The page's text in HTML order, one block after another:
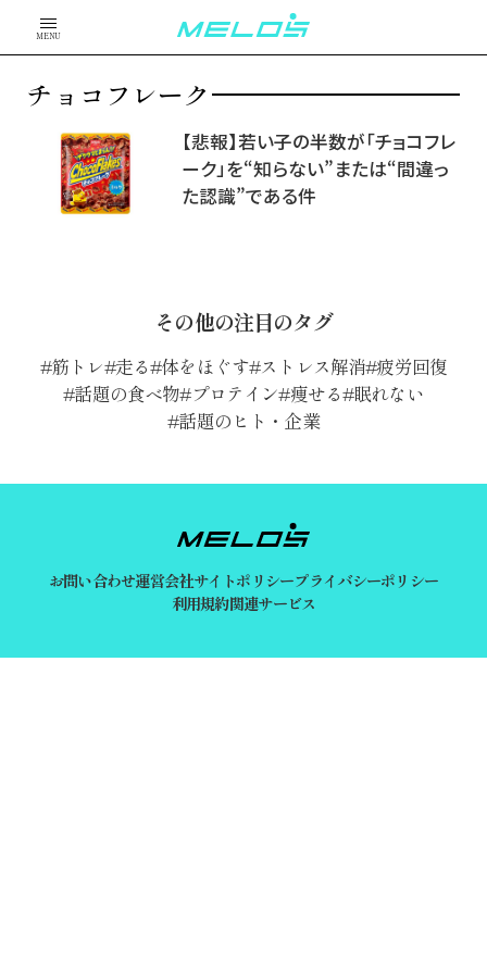
MENU
チョコフレーク
【悲報】若い子の半数が「チョコフレ
ーク」を“知らない”または“間違っ
た認識”である件
その他の注目のタグ
筋トレ 走る 体をほぐす ストレス解消 疲労回復
話題の食べ物 プロテイン 痩せる 眠れない
話題のヒト・企業
お問い合わせ運営会社サイトポリシープライバシーポリシー
利用規約関連サービス